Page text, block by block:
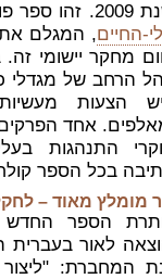
פופולרי בתחום
החיים, המגלם את
מחקר יישומי
הרחב של מגדלי
הצעות
אחד
התנהגות
בכל הספר
מומלץ מאוד –
הספר החדש
לאור
המחברת: